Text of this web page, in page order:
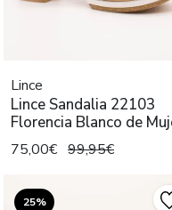
Lince
Lince Sandalia 22103
Florencia Blanco de
75,00€ 99,95€
25%